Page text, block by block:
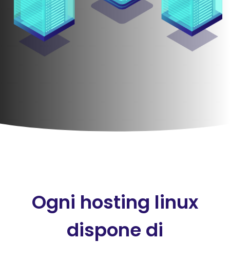
Ogni hosting linux
dispone di